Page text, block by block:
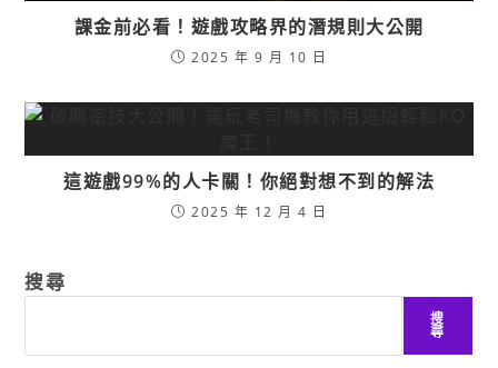
課金前必看！遊戲攻略界的潛規則大公開
2025 年 9 月 10 日
這遊戲99%的人卡關！你絕對想不到的解法
2025 年 12 月 4 日
搜尋
搜
尋